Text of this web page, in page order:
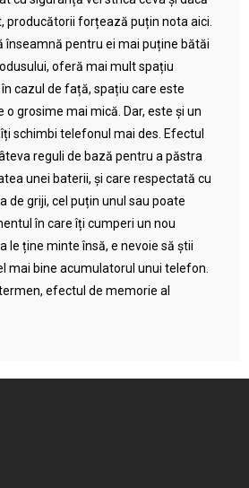
producătorii forțează puțin nota aici.
înseamnă pentru ei mai puține bătăi
oferă mai mult spațiu
cazul de față, spațiu care este
grosime mai mică. Dar, este și un
schimbi telefonul mai des. Efectul
reguli de bază pentru a păstra
unei baterii, și care respectată cu
de griji, cel puțin unul sau poate
în care îți cumperi un nou
le ține minte însă, e nevoie să știi
mai bine acumulatorul unui telefon.
efectul de memorie al